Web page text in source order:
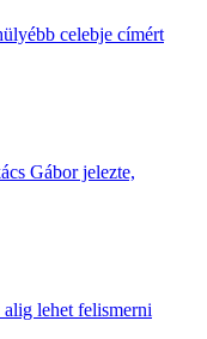
celebje címért
Gábor jelezte,
lehet felismerni